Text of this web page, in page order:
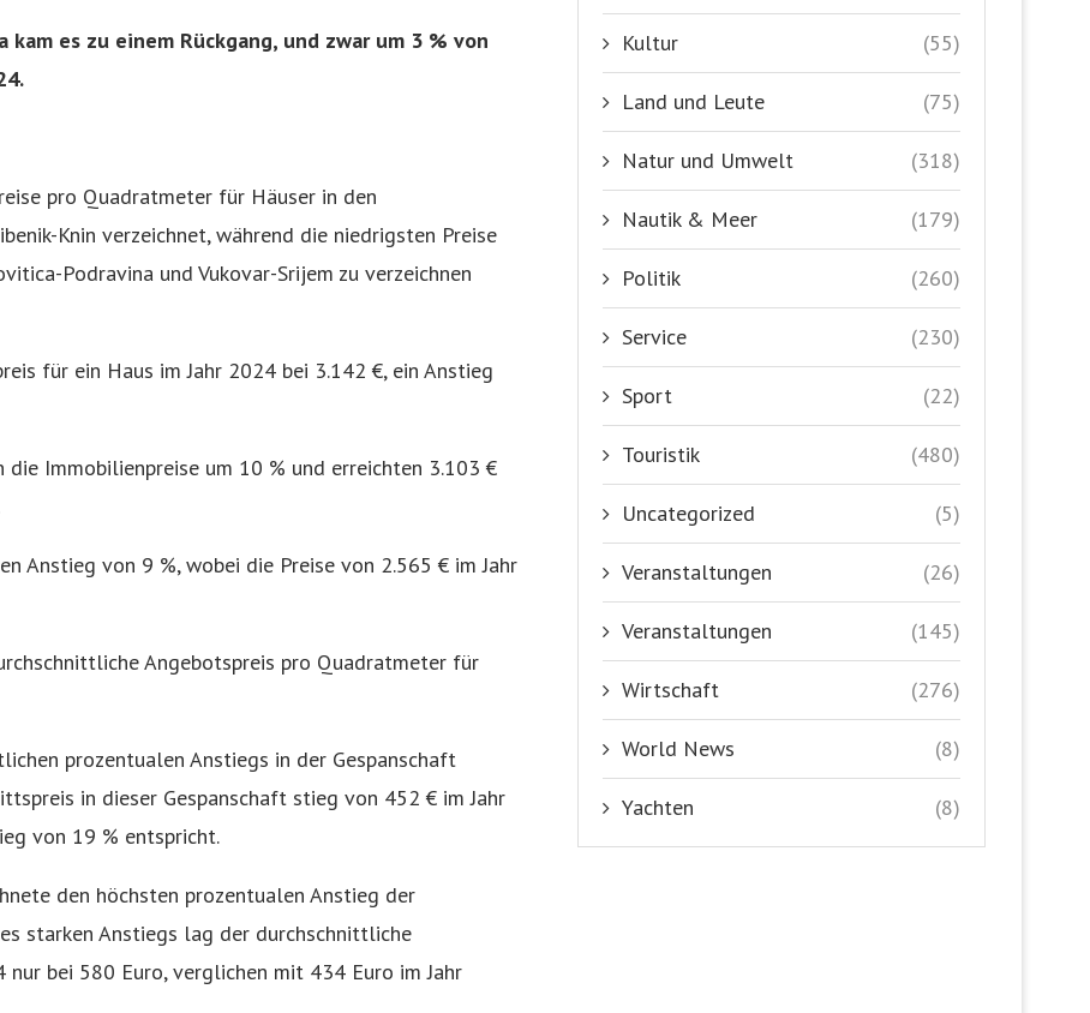
es zu einem Rückgang, und zwar um 3 % von
pro Quadratmeter für Häuser in den
Knin verzeichnet, während die niedrigsten Preise
Podravina und Vukovar-Srijem zu verzeichnen
für ein Haus im Jahr 2024 bei 3.142 €, ein Anstieg
die Immobilienpreise um 10 % und erreichten 3.103 €
Anstieg von 9 %, wobei die Preise von 2.565 € im Jahr
Angebotspreis pro Quadratmeter für
prozentualen Anstiegs in der Gespanschaft
in dieser Gespanschaft stieg von 452 € im Jahr
von 19 % entspricht.
den höchsten prozentualen Anstieg der
starken Anstiegs lag der durchschnittliche
bei 580 Euro, verglichen mit 434 Euro im Jahr
Kultur (55)
Land und Leute (75)
Natur und Umwelt (318)
Nautik & Meer (179)
Politik (260)
Service (230)
Sport (22)
Touristik (480)
Uncategorized (5)
Veranstaltungen (26)
Veranstaltungen (145)
Wirtschaft (276)
World News (8)
Yachten (8)